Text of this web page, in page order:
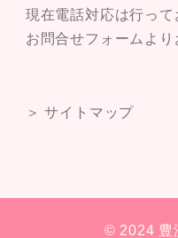
現在電話対応は行って
お問合せフォームより
＞ サイトマップ
© 2024 豊